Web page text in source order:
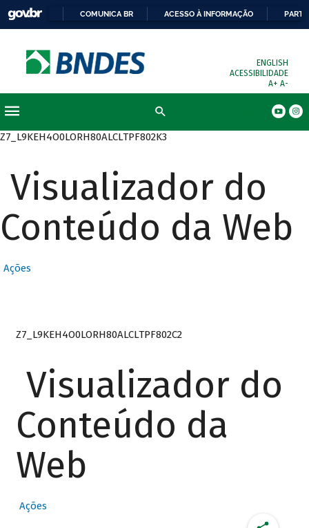
COMUNICA BR ACESSO À INFORMAÇÃO
ENGLISH
ACESSIBILIDADE
A+ A-
Z7_L9KEH4O0LORH80ALCLTPF802K3
Visualizador do
Conteúdo da Web
Ações
Z7_L9KEH4O0LORH80ALCLTPF802C2
Visualizador do
Conteúdo da
Web
Ações